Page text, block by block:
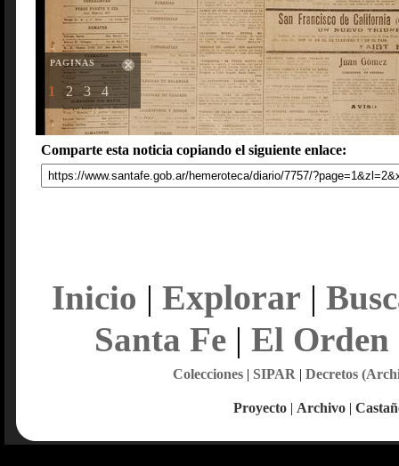
PAGINAS
1 2 3 4
Comparte esta noticia copiando el siguiente enlace:
Inicio | Explorar |
Santa Fe| El Orden
Colecciones| SIPAR | Decretos
Proyecto | Archivo |